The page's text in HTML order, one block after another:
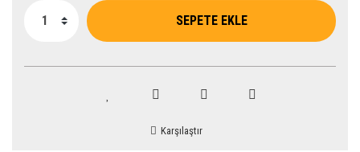
SEPETE EKLE
Karşılaştır